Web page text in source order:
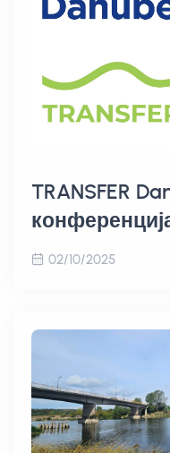
TRANSFER
02/10/2025